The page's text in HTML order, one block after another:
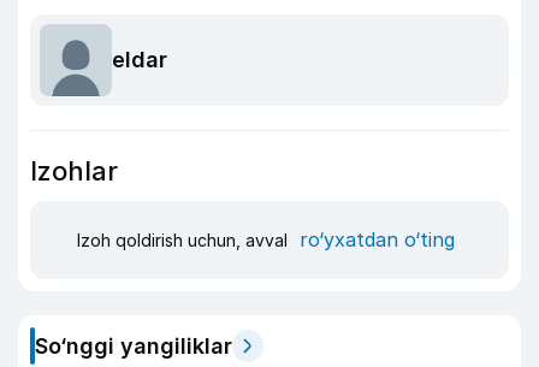
eldar
Izohlar
Izoh qoldirish uchun, avval ro‘yxatdan o‘ting
So‘nggi yangiliklar